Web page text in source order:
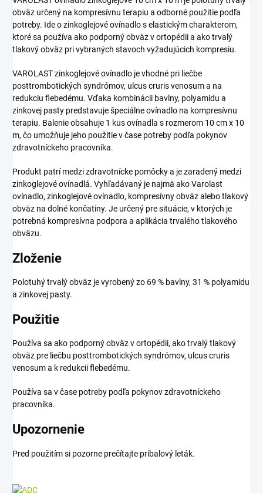
obväz určený na kompresívnu terapiu a odborné použitie podľa
potreby. Ide o zinkoglejové ovínadlo s elastickým charakterom,
ktoré sa používa ako podporný obväz v ortopédii a ako trvalý
tlakový obväz pri vybraných stavoch vyžadujúcich kompresiu.
VAROLAST zinkoglejové ovínadlo je vhodné pri liečbe
posttrombotických syndrómov, ulcus cruris venosum a na
redukciu flebedému. Vďaka kombinácii bavlny, polyamidu a
zinkovej pasty predstavuje špeciálne ovínadlo na kompresívnu
terapiu. Balenie obsahuje 1 kus ovínadla s rozmerom 10 cm x 10
m, čo umožňuje jeho použitie v čase potreby podľa pokynov
zdravotníckeho pracovníka.
Produkt patrí medzi zdravotnícke pomôcky a je zaradený medzi
zinkoglejové ovínadlá. Vyhľadávaný je najmä ako Varolast
ovínadlo, zinkoglejové ovínadlo, kompresívny obväz alebo tlakový
obväz na dolné končatiny. Je určený pre situácie, v ktorých je
potrebná kompresívna podpora a aplikácia trvalého tlakového
obväzu.
Zloženie
Polotuhý trvalý obväz je vyrobený zo 69 % bavlny, 31 % polyamidu
a zinkovej pasty.
Použitie
Používa sa ako podporný obväz v ortopédii, ako trvalý tlakový
obväz pre liečbu posttrombotických syndrómov, ulcus cruris
venosum a k redukcii flebedému.
Používa sa v čase potreby podľa pokynov zdravotníckeho
pracovníka.
Upozornenie
Pred použitím si pozorne prečítajte príbalový leták.